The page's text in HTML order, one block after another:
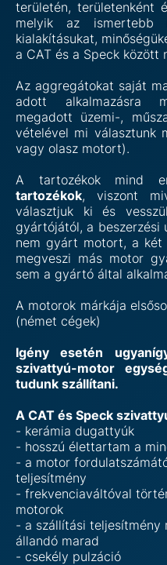
területén, területenként
melyik az ismertebb
kialakításukat,
a CAT és a Speck között
Az aggregátokat saját
adott alkalmazásra
megadott üzemi-,
vételével mi választunk
vagy olasz motort).
A tartozékok mind
tartozékok, viszont
választjuk ki és
gyártójától, a beszerzési
nem gyárt motort, a
megveszi más motor
sem a gyártó által
A motorok márkája
(német cégek)
Igény esetén
szivattyú-motor
tudunk szállítani.
A CAT és Speck
- kerámia dugattyúk
- hosszú élettartam a
- a motor
teljesítmény
- frekvenciaváltóval
motorok
- a szállítási teljesítmény
állandó marad
- csekély pulzáció